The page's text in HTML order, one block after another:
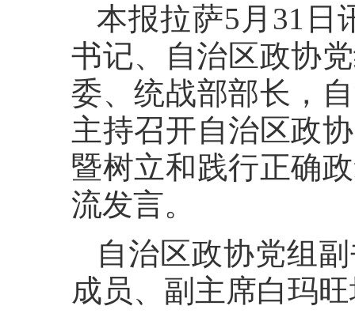
本报拉萨5月31日
书记、自治区政协
委、统战部部长，
主持召开自治区政
暨树立和践行正确
流发言。
自治区政协党组
成员、副主席白玛